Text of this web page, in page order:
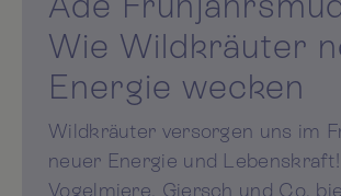
Wie Wildkräuter
Energie wecken
Wildkräuter versorgen uns im
neuer Energie und
Vogelmiere, Giersch und Co.